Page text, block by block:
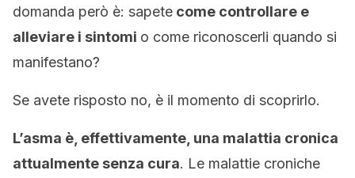
domanda però è: sapete come controllare e
alleviare i sintomi o come riconoscerli quando si
manifestano?
Se avete risposto no, è il momento di scoprirlo.
L’asma è, effettivamente, una malattia cronica
attualmente senza cura. Le malattie croniche